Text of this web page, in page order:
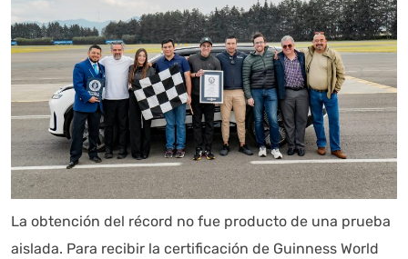
La obtención del récord no fue producto de una prueba
aislada. Para recibir la certificación de Guinness World